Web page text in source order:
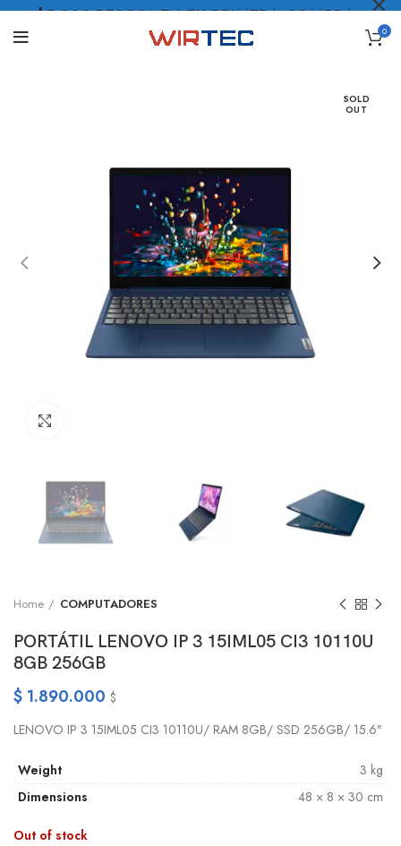
0
SOLD
OUT
Home COMPUTADORES
PORTÁTIL LENOVO IP 3 15IML05 CI3 10110U
8GB 256GB
$ 1.890.000 $
LENOVO IP 3 15IML05 CI3 10110U/ RAM 8GB/ SSD 256GB/ 15.6″
Weight
3 kg
Dimensions
48 × 8 × 30 cm
Out of stock
$5.000 PESOS* EN TU PRIMERA COMPRA